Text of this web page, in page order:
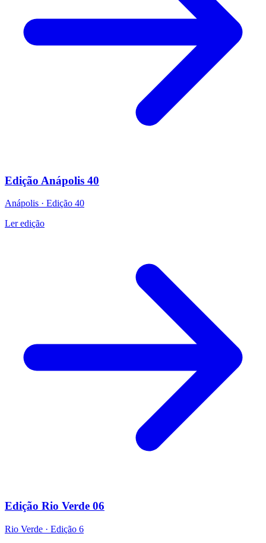
Edição Anápolis 40
Anápolis · Edição 40
Ler edição
Edição Rio Verde 06
Rio Verde · Edição 6